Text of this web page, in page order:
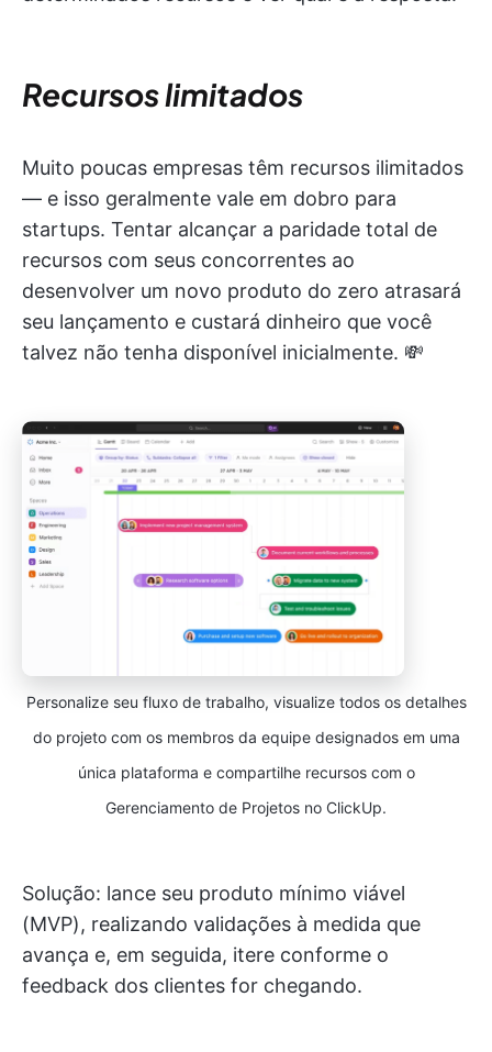
Recursos limitados
Muito poucas empresas têm recursos ilimitados
— e isso geralmente vale em dobro para
startups. Tentar alcançar a paridade total de
recursos com seus concorrentes ao
desenvolver um novo produto do zero atrasará
seu lançamento e custará dinheiro que você
talvez não tenha disponível inicialmente. 💸
Personalize seu fluxo de trabalho, visualize todos os detalhes
do projeto com os membros da equipe designados em uma
única plataforma e compartilhe recursos com o
Gerenciamento de Projetos no ClickUp.
Solução: lance seu produto mínimo viável
(MVP), realizando validações à medida que
avança e, em seguida, itere conforme o
feedback dos clientes for chegando.